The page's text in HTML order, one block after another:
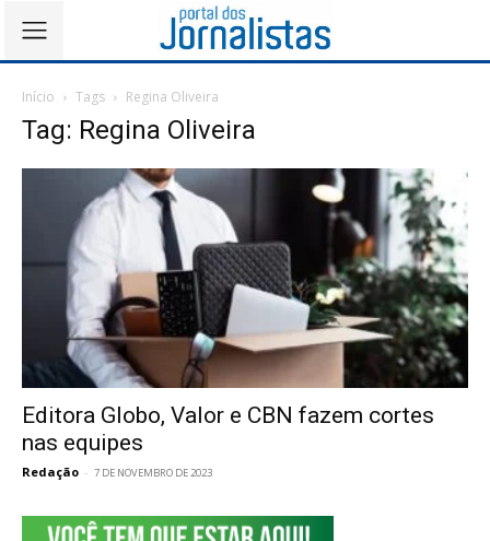
Início Tags Regina Oliveira
Tag: Regina Oliveira
Editora Globo, Valor e CBN fazem cortes
nas equipes
Redação - 7 DE NOVEMBRO DE 2023